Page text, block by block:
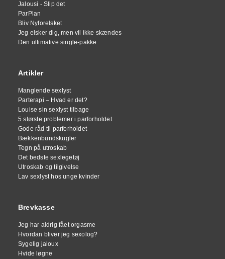
Jalousi - Slip det
ParPlan
Bliv Nyforelsket
Jeg elsker dig, men vil ikke skændes
Den ultimative single-pakke
Artikler
Manglende sexlyst
Parterapi – Hvad er det?
Louise sin sexlyst tilbage
5 største problemer i parforholdet
Gode råd til parforholdet
Bækkenbundskugler
Tegn på utroskab
Det bedste sexlegetøj
Utroskab og tilgivelse
Lav sexlyst hos unge kvinder
Brevkasse
Jeg har aldrig fået orgasme
Hvordan bliver jeg sexolog?
Sygelig jaloux
Hvide løgne